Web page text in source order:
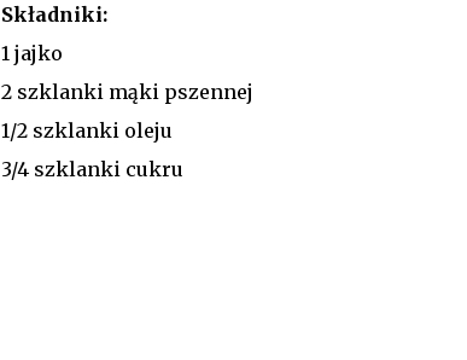
Składniki:
1 jajko
2 szklanki mąki pszennej
1/2 szklanki oleju
3/4 szklanki cukru